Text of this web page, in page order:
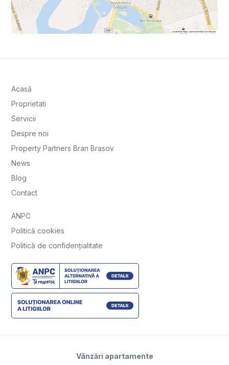
Acasă
Proprietati
Servicii
Despre noi
Property Partners Bran Brasov
News
Blog
Contact
ANPC
Politică cookies
Politică de confidențialitate
Vânzări apartamente